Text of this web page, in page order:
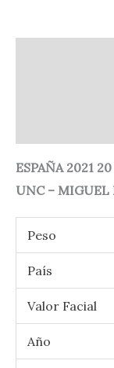
ESPAÑA 2021
UNC – MIGUEL
Peso
País
Valor Facial
Año